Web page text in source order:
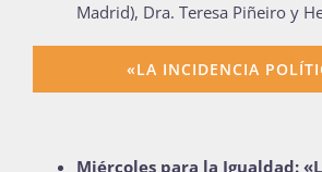
Madrid), Dra. Teresa Piñeiro y
«LA INCIDENCIA
Miércoles para la Igualdad: «